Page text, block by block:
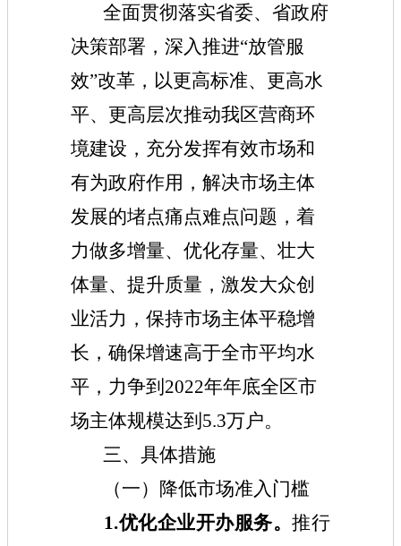
全面贯彻落实省委、省政府
决策部署，深入推进“放管服
效”改革，以更高标准、更高水
平、更高层次推动我区营商环
境建设，充分发挥有效市场和
有为政府作用，解决市场主体
发展的堵点痛点难点问题，着
力做多增量、优化存量、壮大
体量、提升质量，激发大众创
业活力，保持市场主体平稳增
长，确保增速高于全市平均水
平，力争到2022年年底全区市
场主体规模达到5.3万户。
三、具体措施
（一）降低市场准入门槛
1.优化企业开办服务。推行